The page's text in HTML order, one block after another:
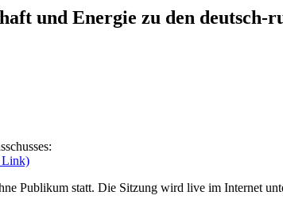
und Energie zu den deutsch-
Link)
Publikum statt. Die Sitzung wird live im Internet